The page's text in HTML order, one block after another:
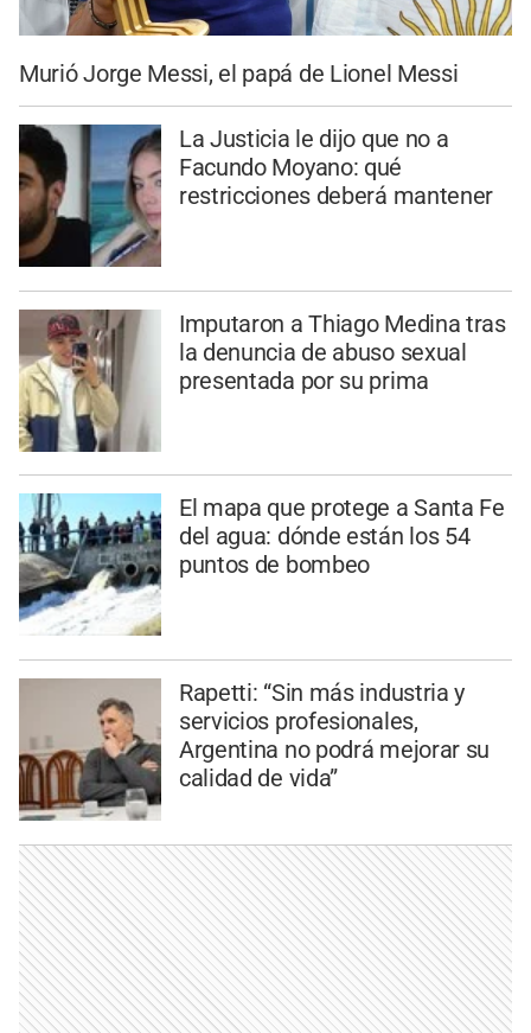
Murió Jorge Messi, el papá de Lionel Messi
La Justicia le dijo que no a
Facundo Moyano: qué
restricciones deberá mantener
Imputaron a Thiago Medina tras
la denuncia de abuso sexual
presentada por su prima
El mapa que protege a Santa Fe
del agua: dónde están los 54
puntos de bombeo
Rapetti: “Sin más industria y
servicios profesionales,
Argentina no podrá mejorar su
calidad de vida”